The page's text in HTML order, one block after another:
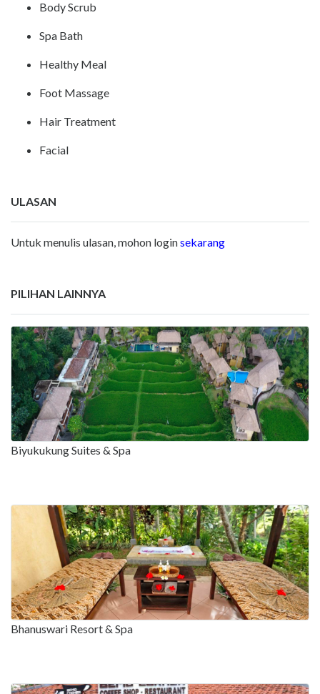
Body Scrub
Spa Bath
Healthy Meal
Foot Massage
Hair Treatment
Facial
ULASAN
Untuk menulis ulasan, mohon loginsekarang
PILIHAN LAINNYA
Biyukukung Suites & Spa
Bhanuswari Resort & Spa